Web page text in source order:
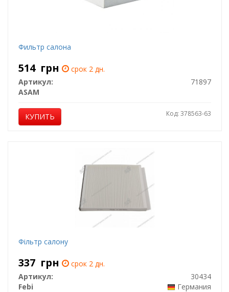
Фильтр салона
514 грн
срок 2 дн.
Артикул:
71897
ASAM
КУПИТЬ Код: 378563-63
Фiльтр салону
337 грн
срок 2 дн.
Артикул:
30434
Febi
Германия